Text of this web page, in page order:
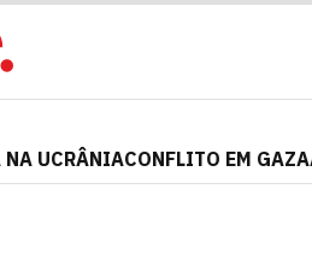
NA UCRÂNIACONFLITO EM GAZA